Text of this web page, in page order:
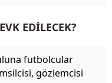
EDİLECEK?
futbolcular
gözlemcisi